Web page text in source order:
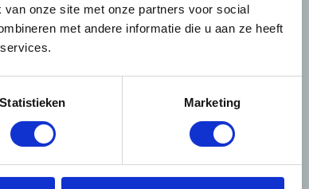
onze site met onze partners voor social
met andere informatie die u aan ze heeft
Statistieken Marketing
Smartphone + Puberbrein
actiepunten(afsluiting
Leermeester 3.0)
Hand-outs LeerMASTER:
DISC Teamgrid